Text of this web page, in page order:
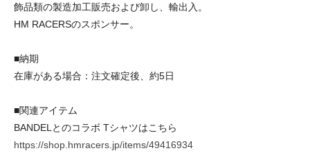
飾品類の製造加工販売および卸し、輸出入。
HM RACERSのスポンサー。
■納期
在庫がある場合：注文確定後、約5日
■関連アイテム
BANDELとのコラボ Tシャツはこちら
https://shop.hmracers.jp/items/49416934